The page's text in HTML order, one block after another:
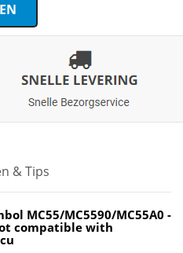
& Tips
MC55/MC5590/MC55A0 -
compatible with